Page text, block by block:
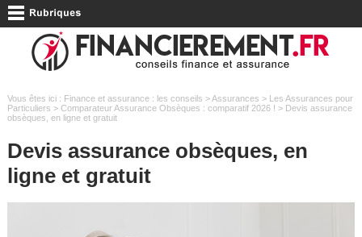
Vous êtes ici : Finance et assurance : les conseils >Assurances > Les Assurances pour
Particuliers > Comparateur Assurance Obsèques : comparatif 2026 ! > Devis assurance
obsèques, en ligne et gratuit
Devis assurance obsèques, en
ligne et gratuit